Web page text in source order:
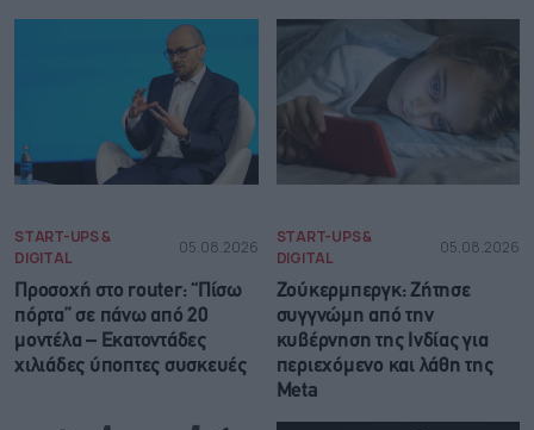
START-UPS &
DIGITAL
05.08.2026
Προσοχή στο router: “Πίσω
πόρτα” σε πάνω από 20
μοντέλα – Eκατοντάδες
χιλιάδες ύποπτες συσκευές
START-UPS &
DIGITAL
05.08.2026
Ζούκερμπεργκ: Zήτησε
συγγνώμη από την
κυβέρνηση της Ινδίας για
περιεχόμενο και λάθη της
Meta